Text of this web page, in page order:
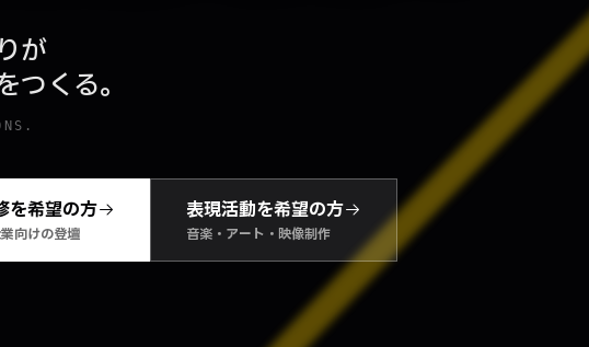
が
くる。
を希望の方
向けの登壇
表現活動を希望の方
音楽・アート・映像制作